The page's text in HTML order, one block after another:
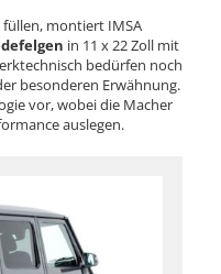
montiert IMSA
in 11 x 22 Zoll mit
bedürfen noch
besonderen Erwähnung.
vor, wobei die Macher
auslegen.